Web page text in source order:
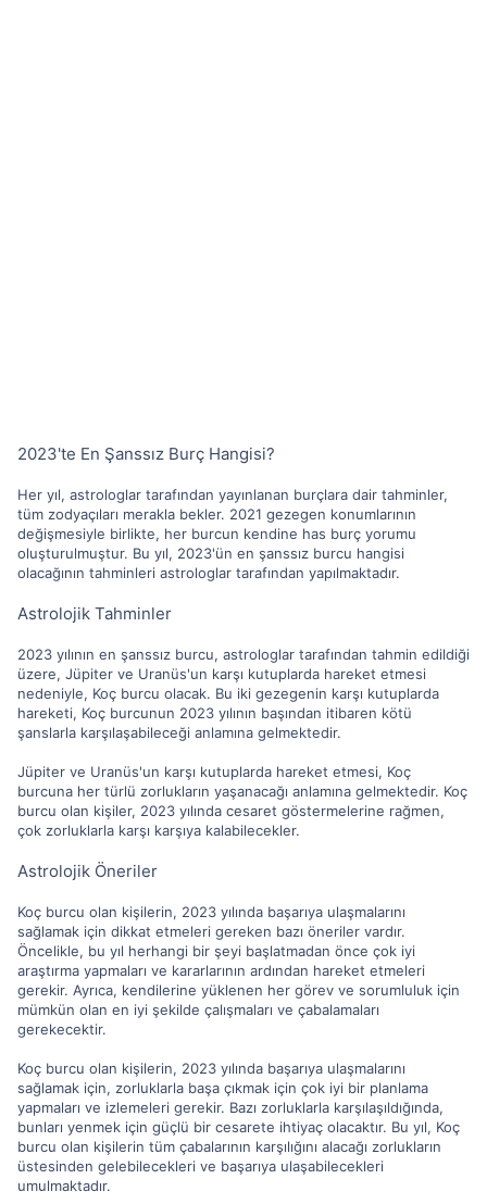
2023'te En Şanssız Burç Hangisi?
Her yıl, astrologlar tarafından yayınlanan burçlara dair tahminler,
tüm zodyaçıları merakla bekler. 2021 gezegen konumlarının
değişmesiyle birlikte, her burcun kendine has burç yorumu
oluşturulmuştur. Bu yıl, 2023'ün en şanssız burcu hangisi
olacağının tahminleri astrologlar tarafından yapılmaktadır.
Astrolojik Tahminler
2023 yılının en şanssız burcu, astrologlar tarafından tahmin edildiği
üzere, Jüpiter ve Uranüs'un karşı kutuplarda hareket etmesi
nedeniyle, Koç burcu olacak. Bu iki gezegenin karşı kutuplarda
hareketi, Koç burcunun 2023 yılının başından itibaren kötü
şanslarla karşılaşabileceği anlamına gelmektedir.
Jüpiter ve Uranüs'un karşı kutuplarda hareket etmesi, Koç
burcuna her türlü zorlukların yaşanacağı anlamına gelmektedir. Koç
burcu olan kişiler, 2023 yılında cesaret göstermelerine rağmen,
çok zorluklarla karşı karşıya kalabilecekler.
Astrolojik Öneriler
Koç burcu olan kişilerin, 2023 yılında başarıya ulaşmalarını
sağlamak için dikkat etmeleri gereken bazı öneriler vardır.
Öncelikle, bu yıl herhangi bir şeyi başlatmadan önce çok iyi
araştırma yapmaları ve kararlarının ardından hareket etmeleri
gerekir. Ayrıca, kendilerine yüklenen her görev ve sorumluluk için
mümkün olan en iyi şekilde çalışmaları ve çabalamaları
gerekecektir.
Koç burcu olan kişilerin, 2023 yılında başarıya ulaşmalarını
sağlamak için, zorluklarla başa çıkmak için çok iyi bir planlama
yapmaları ve izlemeleri gerekir. Bazı zorluklarla karşılaşıldığında,
bunları yenmek için güçlü bir cesarete ihtiyaç olacaktır. Bu yıl, Koç
burcu olan kişilerin tüm çabalarının karşılığını alacağı zorlukların
üstesinden gelebilecekleri ve başarıya ulaşabilecekleri
umulmaktadır.